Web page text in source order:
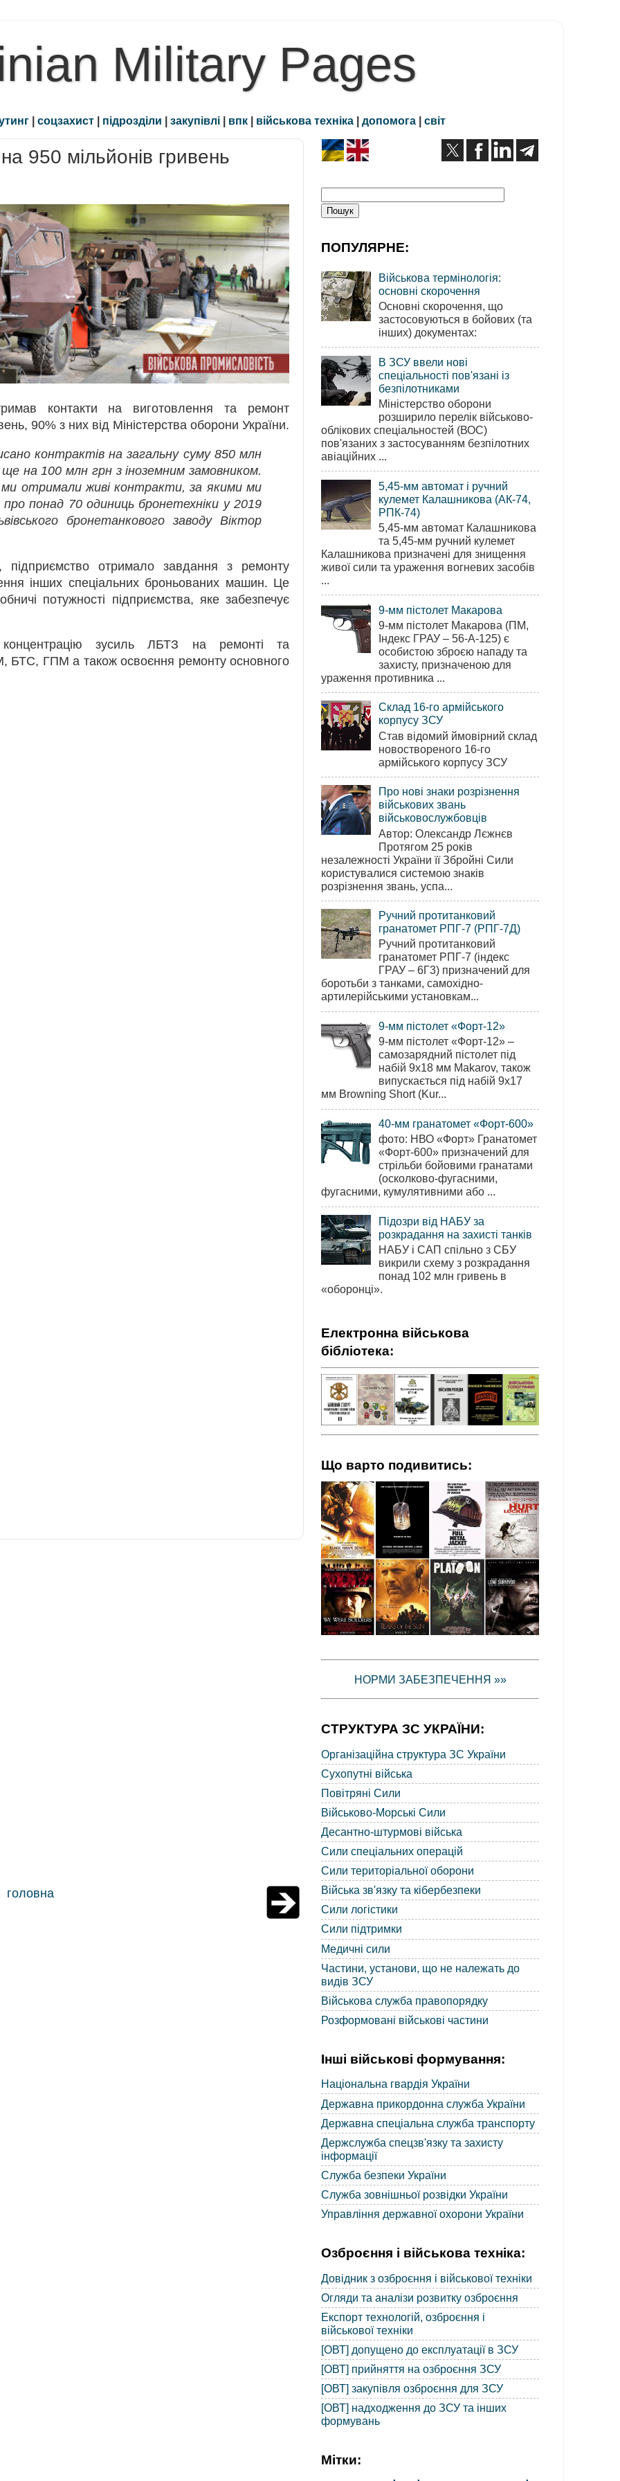
Military Pages
| соцзахист | підрозділи | закупівлі | впк | військова техніка | допомога | світ
950 мільйонів гривень
контакти на виготовлення та ремонт
90% з них від Міністерства оборони України.
контрактів на загальну суму 850 млн
на 100 млн грн з іноземним замовником.
отримали живі контракти, за якими ми
понад 70 одиниць бронетехніки у 2019
бронетанкового заводу Віктор
отримало завдання з ремонту
інших спеціальних броньованих машин. Це
потужності підприємства, яке забезпечує
зусиль ЛБТЗ на ремонті та
БТС, ГПМ а також освоєння ремонту основного
головна
ПОПУЛЯРНЕ:
Військова термінологія:
основні скорочення
Основні скорочення, що
застосовуються в бойових (та
інших) документах:
В ЗСУ ввели нові
спеціальності пов'язані із
безпілотниками
Міністерство оборони
розширило перелік військово-
облікових спеціальностей (ВОС)
пов'язаних з застосуванням безпілотних
авіаційних ...
5,45-мм автомат і ручний
кулемет Калашникова (АК-74,
РПК-74)
5,45-мм автомат Калашникова
та 5,45-мм ручний кулемет
Калашникова призначені для знищення
живої сили та ураження вогневих засобів
...
9-мм пістолет Макарова
9-мм пістолет Макарова (ПМ,
Індекс ГРАУ – 56-А-125) є
особистою зброєю нападу та
захисту, призначеною для
ураження противника ...
Склад 16-го армійського
корпусу ЗСУ
Став відомий ймовірний склад
новоствореного 16-го
армійського корпусу ЗСУ
Про нові знаки розрізнення
військових звань
військовослужбовців
Автор: Олександр Лєжнєв
Протягом 25 років
незалежності України її Збройні Сили
користувалися системою знаків
розрізнення звань, успа...
Ручний протитанковий
гранатомет РПГ-7 (РПГ-7Д)
Ручний протитанковий
гранатомет РПГ-7 (індекс
ГРАУ – 6Г3) призначений для
боротьби з танками, самохідно-
артилерійськими установкам...
9-мм пістолет «Форт-12»
9-мм пістолет «Форт-12» –
самозарядний пістолет під
набій 9х18 мм Makarov, також
випускається під набій 9х17
мм Browning Short (Kur...
40-мм гранатомет «Форт-600»
фото: НВО «Форт» Гранатомет
«Форт-600» призначений для
стрільби бойовими гранатами
(осколково-фугасними,
фугасними, кумулятивними або ...
Підозри від НАБУ за
розкрадання на захисті танків
НАБУ і САП спільно з СБУ
викрили схему з розкрадання
понад 102 млн гривень в
«оборонці».
Електронна військова
бібліотека:
Що варто подивитись:
НОРМИ ЗАБЕЗПЕЧЕННЯ »»
СТРУКТУРА ЗС УКРАЇНИ:
Організаційна структура ЗС України
Сухопутні війська
Повітряні Сили
Військово-Морські Сили
Десантно-штурмові війська
Сили спеціальних операцій
Сили територіальної оборони
Війська зв'язку та кібербезпеки
Сили логістики
Сили підтримки
Медичні сили
Частини, установи, що не належать до
видів ЗСУ
Військова служба правопорядку
Розформовані військові частини
Інші військові формування:
Національна гвардія України
Державна прикордонна служба України
Державна спеціальна служба транспорту
Держслужба спецзв'язку та захисту
інформації
Служба безпеки України
Служба зовнішньої розвідки України
Управління державної охорони України
Озброєння і військова техніка:
Довідник з озброєння і військової техніки
Огляди та аналізи розвитку озброєння
Експорт технологій, озброєння і
військової техніки
[ОВТ] допущено до експлуатації в ЗСУ
[ОВТ] прийняття на озброєння ЗСУ
[ОВТ] закупівля озброєння для ЗСУ
[ОВТ] надходження до ЗСУ та інших
формувань
Мітки: